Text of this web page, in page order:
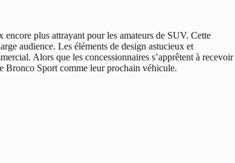
plus attrayant pour les amateurs de SUV. Cette
audience. Les éléments de design astucieux et
Alors que les concessionnaires s’apprêtent à recevoir
Bronco Sport comme leur prochain véhicule.